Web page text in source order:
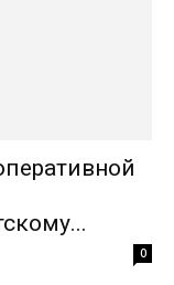
0